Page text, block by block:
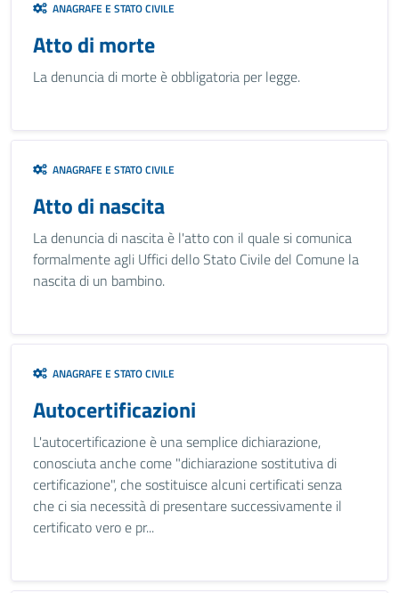
ANAGRAFE E STATO CIVILE
Atto di morte
La denuncia di morte è obbligatoria per legge.
ANAGRAFE E STATO CIVILE
Atto di nascita
La denuncia di nascita è l'atto con il quale si comunica
formalmente agli Uffici dello Stato Civile del Comune la
nascita di un bambino.
ANAGRAFE E STATO CIVILE
Autocertificazioni
L'autocertificazione è una semplice dichiarazione,
conosciuta anche come "dichiarazione sostitutiva di
certificazione", che sostituisce alcuni certificati senza
che ci sia necessità di presentare successivamente il
certificato vero e pr...